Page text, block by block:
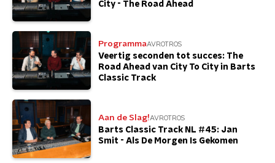
City - The Road Ahead
ProgrammaAVROTROS
Veertig seconden tot succes: The
Road Ahead van City To City in Barts
Classic Track
Aan de Slag!AVROTROS
Barts Classic Track NL #45: Jan
Smit - Als De Morgen Is Gekomen